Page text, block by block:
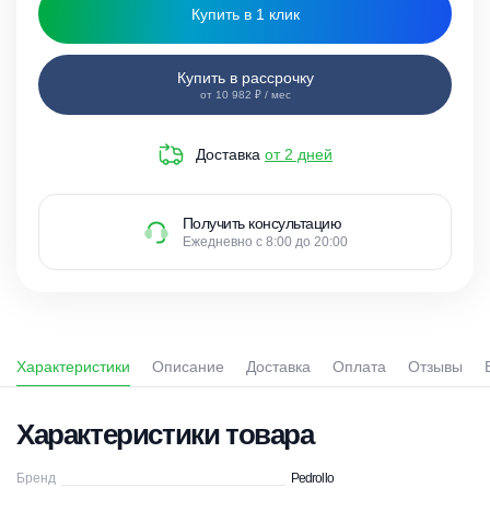
Купить в 1 клик
Купить в рассрочку
от 10 982 ₽ / мес
Доставка от 2 дней
Получить консультацию
Ежедневно с 8:00 до 20:00
Характеристики Описание Доставка Оплата Отзывы
Характеристики товара
Бренд Pedrollo